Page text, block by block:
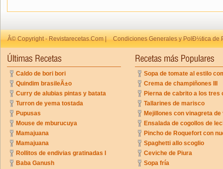
Â© Copyright - Revistarecetas.Com | Condiciones Generales y PolÐ½tica de
Caldo de bori bori
Quindim brasileÃ±o
Curry de alubias pintas y batata
Turron de yema tostada
Pupusas
Mouse de mburucuya
Mamajuana
Mamajuana
Rollitos de endivias gratinadas I
Baba Ganush
Sopa de tomate al estilo
Crema de champiñones III
Pierna de cabrito a los tres
Tallarines de marisco
Mejillones con vinagreta
Ensalada de cogollos de
Pincho de Roquefort con
Spaghetti allo scoglio
Ceviche de Piura
Sopa fría